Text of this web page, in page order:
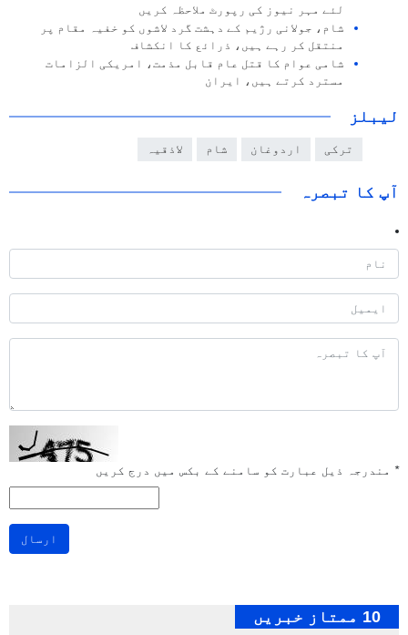
لئے مہر نیوز کی رپورٹ ملاحظہ کریں
شام، جولانی رژیم کے دہشت گرد لاشوں کو خفیہ مقام پر
منتقل کر رہے ہیں، ذرائع کا انکشاف
شامی عوام کا قتل عام قابل مذمت، امریکی الزامات
مسترد کرتے ہیں، ایران
لیبلز
ترکی اردوغان شام لاذقیہ
آپ کا تبصرہ
* مندرجہ ذیل عبارت کو سامنے کے بکس میں درج کریں
ارسال
10 ممتاز خبریں